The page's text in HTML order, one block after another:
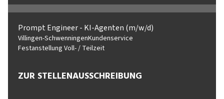
Prompt Engineer - KI-Agenten (m/w/d)
Villingen-SchwenningenKundenservice
Festanstellung Voll- / Teilzeit
ZUR STELLENAUSSCHREIBUNG